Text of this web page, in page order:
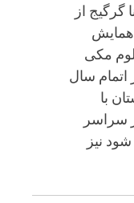
از
مکی
سال
با
سراسر
نیز